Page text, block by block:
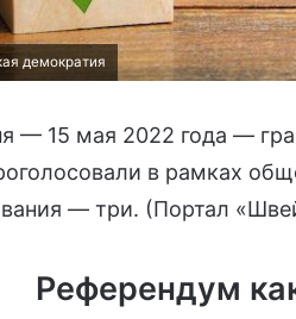
демократия
— 15 мая 2022 года —
в рамках
— три. (Портал
Референдум